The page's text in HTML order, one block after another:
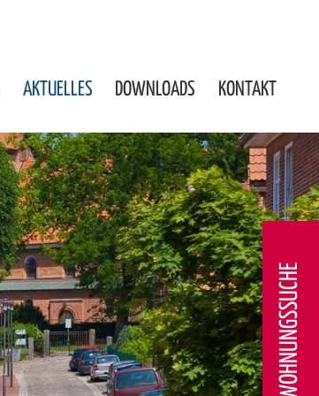
AKTUELLES DOWNLOADS KONTAKT
WOHNUNGSSUCHE